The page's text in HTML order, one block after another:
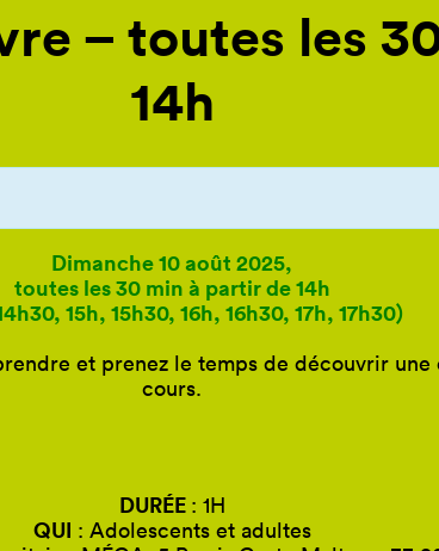
– toutes les
14h
Dimanche 10 août 2025,
toutes les 30 min à partir de 14h
15h, 15h30, 16h, 16h30, 17h, 17h30)
et prenez le temps de découvrir
cours.
DURÉE : 1H
QUI : Adolescents et adultes